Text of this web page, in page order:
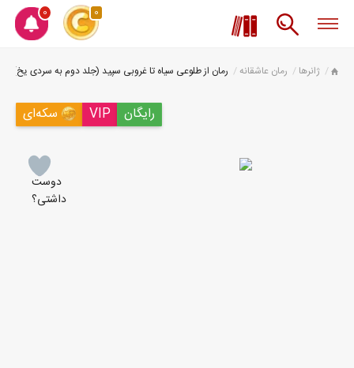
0 0
ژانرها رمان عاشقانه رمان از طلوعی سیاه تا غروبی سپید (جلد دوم به سردی یخ)
سکه‌ای VIP رایگان
دوست
داشتی؟